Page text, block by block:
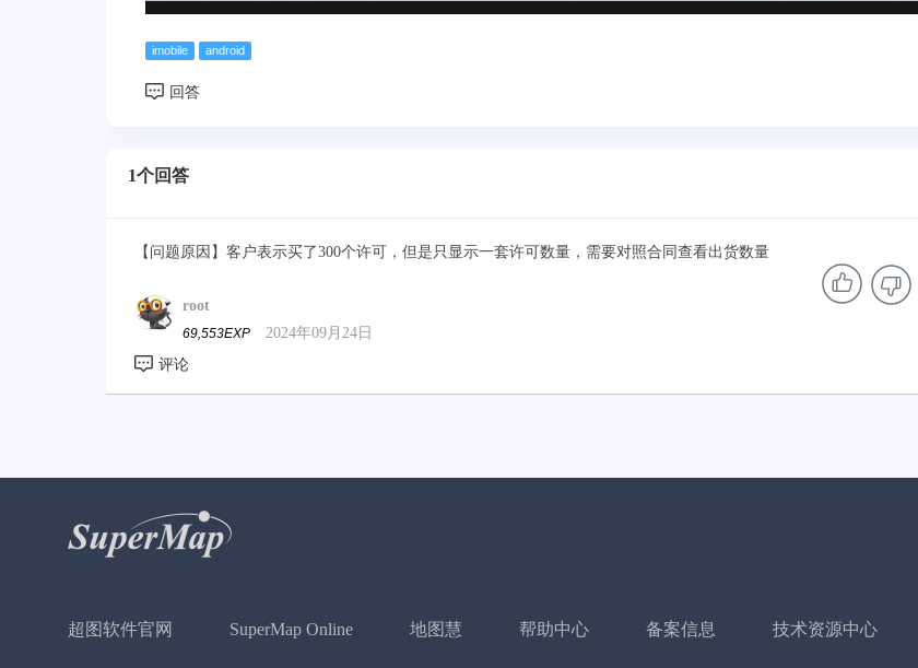
imobile android
1个回答
【问题原因】客户表示买了300个许可，但是只显示一套许可数量，需要对照合同查看出货数量
root
69,553EXP 2024年09月24日
超图软件官网 SuperMap Online 地图慧 帮助中心 备案信息 技术资源中心